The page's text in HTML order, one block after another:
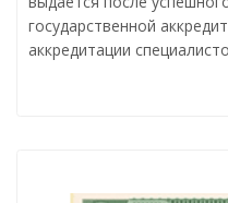
государственной
аккредитации